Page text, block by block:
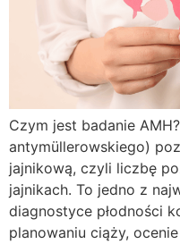
Czym jest badanie
antymüllerowskiego)
jajnikową, czyli liczbę
jajnikach. To jedno z
diagnostyce płodności
planowaniu ciąży,